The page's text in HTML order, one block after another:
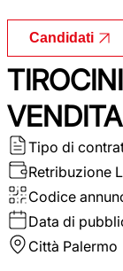
Candidati
Tipo di
Retribuzione
Codice
Data di
Città Palermo